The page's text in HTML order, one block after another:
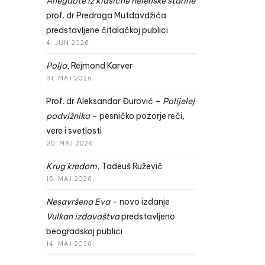
prof. dr Predraga Mutdavdžića
predstavljene čitalačkoj publici
4. JUN 2026.
Polja, Rejmond Karver
31. MAJ 2026.
Prof. dr Aleksandar Đurović – Polijelej
podvižnika– pesničko pozorje reči,
vere i svetlosti
20. MAJ 2026.
Krug kredom, Tadeuš Ruževič
15. MAJ 2026.
Nesavršena Eva– novo izdanje
Vulkan izdavaštvapredstavljeno
beogradskoj publici
14. MAJ 2026.